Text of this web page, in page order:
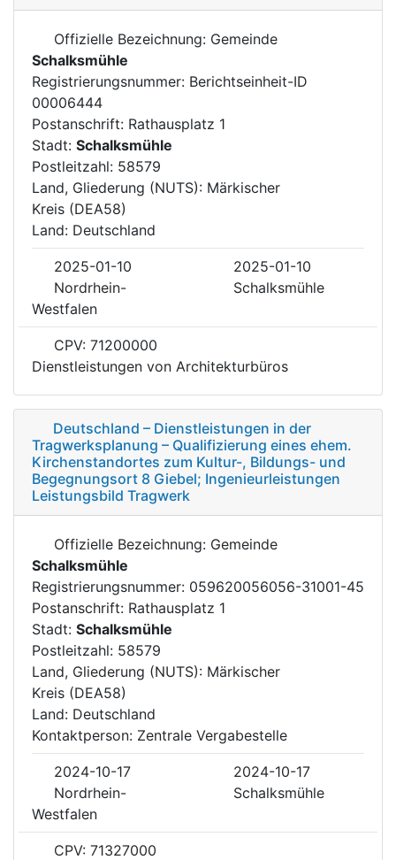
Offizielle Bezeichnung: Gemeinde
Schalksmühle
Registrierungsnummer: Berichtseinheit-ID
00006444
Postanschrift: Rathausplatz 1
Stadt: Schalksmühle
Postleitzahl: 58579
Land, Gliederung (NUTS): Märkischer
Kreis (DEA58)
Land: Deutschland
2025-01-10
2025-01-10
Nordrhein-
Westfalen
Schalksmühle
CPV: 71200000
Dienstleistungen von Architekturbüros
Deutschland – Dienstleistungen in der
Tragwerksplanung – Qualifizierung eines ehem.
Kirchenstandortes zum Kultur-, Bildungs- und
Begegnungsort 8 Giebel; Ingenieurleistungen
Leistungsbild Tragwerk
Offizielle Bezeichnung: Gemeinde
Schalksmühle
Registrierungsnummer: 059620056056-31001-45
Postanschrift: Rathausplatz 1
Stadt: Schalksmühle
Postleitzahl: 58579
Land, Gliederung (NUTS): Märkischer
Kreis (DEA58)
Land: Deutschland
Kontaktperson: Zentrale Vergabestelle
2024-10-17
2024-10-17
Nordrhein-
Westfalen
Schalksmühle
CPV: 71327000